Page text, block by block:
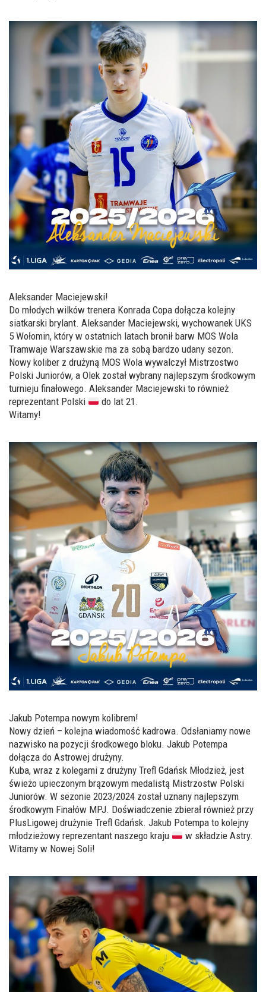
Aleksander Maciejewski!
Do młodych wilków trenera Konrada Copa dołącza kolejny
siatkarski brylant. Aleksander Maciejewski, wychowanek UKS
5 Wołomin, który w ostatnich latach bronił barw MOS Wola
Tramwaje Warszawskie ma za sobą bardzo udany sezon.
Nowy koliber z drużyną MOS Wola wywalczył Mistrzostwo
Polski Juniorów, a Olek został wybrany najlepszym środkowym
turnieju finałowego. Aleksander Maciejewski to również
reprezentant Polski
do lat 21.
Witamy!
Jakub Potempa nowym kolibrem!
Nowy dzień – kolejna wiadomość kadrowa. Odsłaniamy nowe
nazwisko na pozycji środkowego bloku. Jakub Potempa
dołącza do Astrowej drużyny.
Kuba, wraz z kolegami z drużyny Trefl Gdańsk Młodzież, jest
świeżo upieczonym brązowym medalistą Mistrzostw Polski
Juniorów. W sezonie 2023/2024 został uznany najlepszym
środkowym Finałów MPJ. Doświadczenie zbierał również przy
PlusLigowej drużynie Trefl Gdańsk. Jakub Potempa to kolejny
młodzieżowy reprezentant naszego kraju
w składzie Astry.
Witamy w Nowej Soli!